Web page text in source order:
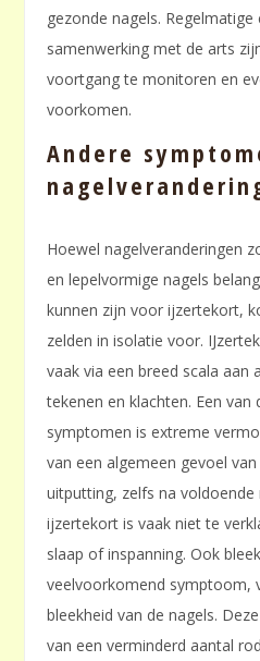
gezonde nagels.
samenwerking met de arts
voortgang te monitoren en
voorkomen.
Andere
Hoewel nagelveranderingen
en lepelvormige nagels
kunnen zijn voor ijzertekort,
zelden in isolatie voor.
vaak via een breed scala aan
tekenen en klachten. Een
symptomen is extreme
van een algemeen gevoel
uitputting, zelfs na voldoende
ijzertekort is vaak niet te
slaap of inspanning. Ook
veelvoorkomend symptoom,
bleekheid van de nagels.
van een verminderd aantal